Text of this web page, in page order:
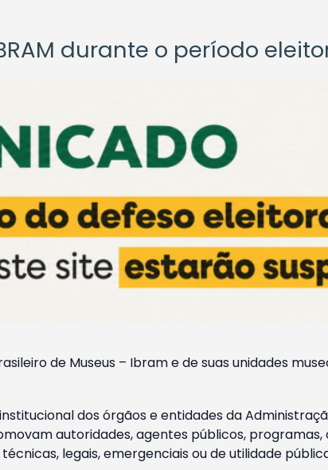
durante o período
de Museus – Ibram e de suas unidades
dos órgãos e entidades da
autoridades, agentes públicos, programas,
legais, emergenciais ou de utilidade